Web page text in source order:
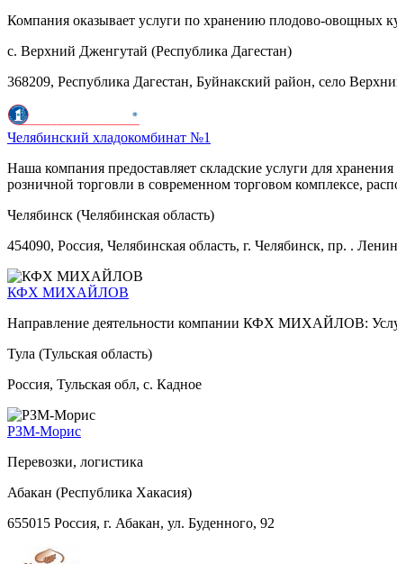
Компания оказывает услуги по хранению плодово-овощных
с. Верхний Дженгутай (Республика Дагестан)
368209, Республика Дагестан, Буйнакский район, село
Челябинский хладокомбинат №1
Наша компания предоставляет складские услуги для
розничной торговли в современном торговом комплексе,
Челябинск (Челябинская область)
454090, Россия, Челябинская область, г. Челябинск, пр. .
КФХ МИХАЙЛОВ
Направление деятельности компании КФХ МИХАЙЛОВ:
Тула (Тульская область)
Россия, Тульская обл, с. Кадное
РЗМ-Морис
Перевозки, логистика
Абакан (Республика Хакасия)
655015 Россия, г. Абакан, ул. Буденного, 92